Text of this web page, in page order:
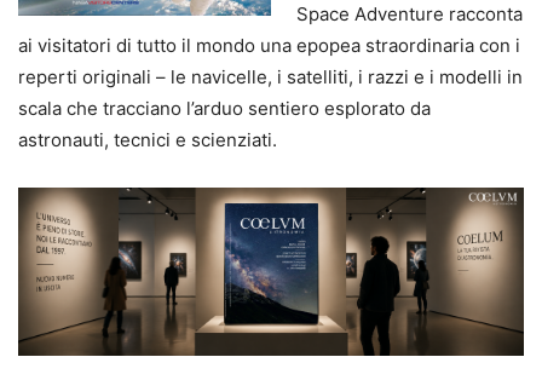
Space Adventure racconta
ai visitatori di tutto il mondo una epopea straordinaria con i
reperti originali – le navicelle, i satelliti, i razzi e i modelli in
scala che tracciano l’arduo sentiero esplorato da
astronauti, tecnici e scienziati.